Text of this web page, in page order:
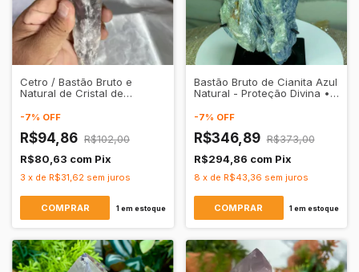
Cetro / Bastão Bruto e
Natural de Cristal de
Transparente
-7% OFF
R$94,86 R$102,00
R$80,63 com Pix
3 x de R$31,62 sem juros
1 em estoque
Bastão Bruto de Cianita Azul
Natural - Proteção Divina •
-7% OFF
R$346,89 R$373,00
R$294,86 com Pix
8 x de R$43,36 sem juros
1 em estoque